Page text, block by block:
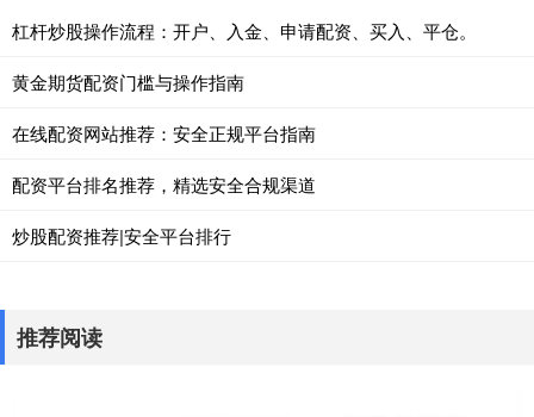
杠杆炒股操作流程：开户、入金、申请配资、买入、平仓。
黄金期货配资门槛与操作指南
在线配资网站推荐：安全正规平台指南
配资平台排名推荐，精选安全合规渠道
炒股配资推荐|安全平台排行
推荐阅读